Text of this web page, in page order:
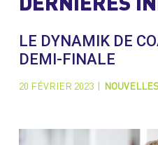
DERNIÈRES
LE DYNAMIK DE
DEMI-FINALE
20 FÉVRIER 2023